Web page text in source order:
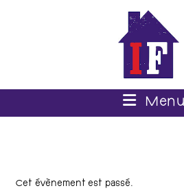
Menu
Cet évènement est passé.